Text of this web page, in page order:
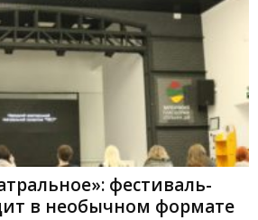
фестиваль-
в необычном формате